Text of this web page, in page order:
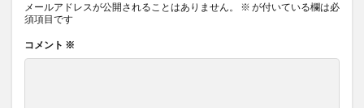
メールアドレスが公開されることはありません。 ※ が付いている欄は必
須項目です
コメント ※